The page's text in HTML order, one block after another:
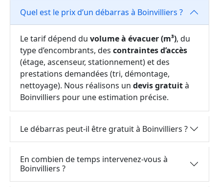
Quel est le prix d’un débarras à Boinvilliers ?
Le tarif dépend du volume à évacuer (m³), du
type d’encombrants, des contraintes d’accès
(étage, ascenseur, stationnement) et des
prestations demandées (tri, démontage,
nettoyage). Nous réalisons un devis gratuità
Boinvilliers pour une estimation précise.
Le débarras peut-il être gratuit à Boinvilliers ?
En combien de temps intervenez-vous à
Boinvilliers ?